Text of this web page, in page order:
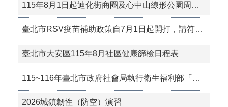
115年8月1日起迪化街商圈及心中山線形公園周邊商圈禁菸，吸菸須至指定吸菸區，違者最高處1萬元罰鍰。
臺北市RSV疫苗補助政策自7月1日起開打，請符合資格者儘速接種。
臺北市大安區115年8月社區健康篩檢日程表
115~116年臺北市政府社會局執行衛生福利部「擴大獨居老人服務計畫」實地訪查作業
2026城鎮韌性（防空）演習